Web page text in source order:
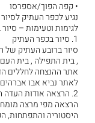
• קפה הפוך/אספרסו
נגיע לכפר העתיק
לגימות וטעימות –
1. סיור בכפר העתיק
סיור ברובע העתיק של
, בית התפילה , בית העם
אתר ההנצחה לחללים
לאתר נביא אבו
2. הרצאה אודות העדה הדרוזית
הרצאה מפי מרצה
היסטוריה והתפתחות,